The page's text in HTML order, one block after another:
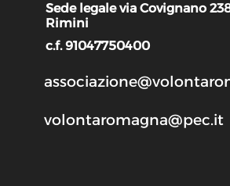
Sede legale via Covignano
Rimini
c.f. 91047750400
volontaromagna@pec.it